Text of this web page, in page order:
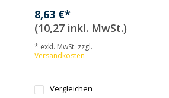
8,63 €*
(10,27 inkl. MwSt.)
* exkl. MwSt. zzgl.
Versandkosten
Vergleichen